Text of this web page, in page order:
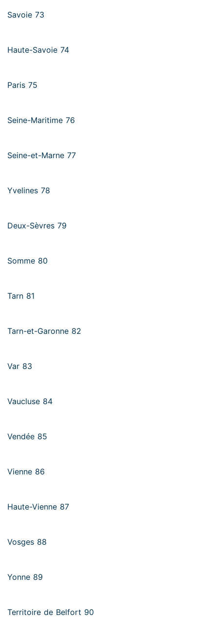
Savoie 73
Haute-Savoie 74
Paris 75
Seine-Maritime 76
Seine-et-Marne 77
Yvelines 78
Deux-Sèvres 79
Somme 80
Tarn 81
Tarn-et-Garonne 82
Var 83
Vaucluse 84
Vendée 85
Vienne 86
Haute-Vienne 87
Vosges 88
Yonne 89
Territoire de Belfort 90